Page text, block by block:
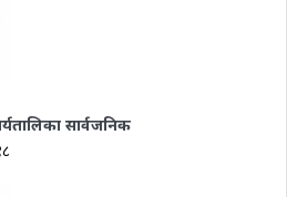
सार्वजनिक